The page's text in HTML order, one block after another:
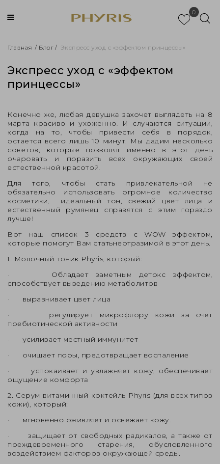
0
Главная / Блог / Экспресс уход с «эффектом принцессы»
Экспресс уход с «эффектом
принцессы»
Конечно же, любая девушка захочет выглядеть на 8
марта красиво и ухоженно. И случаются ситуации,
когда на то, чтобы привести себя в порядок,
остается всего лишь 10 минут. Мы дадим несколько
советов, которые позволят именно в этот день
очаровать и поразить всех окружающих своей
естественной красотой.
Для того, чтобы стать привлекательной не
обязательно использовать огромное количество
косметики, идеальный тон, свежий цвет лица и
естественный румянец справятся с этим гораздо
лучше!
Вот наш список 3 средств с WOW эффектом,
которые помогут Вам статьнеотразимой в этот день.
1. Молочный тоник Phyris, который:
· Обладает заметным детокс эффектом,
способствует выведению метаболитов
· выравнивает цвет лица
· регулирует микрофлору кожи за счет
пребиотической активности
· усиливает местный иммунитет
· очищает поры, предотвращает воспаление
· успокаивает и увлажняет кожу, обеспечивает
ощущение комфорта
2. Серум витаминный коктейль Phyris (для всех типов
кожи), который:
· мгновенно оживляет и освежает кожу.
· защищает от свободных радикалов, а также от
преждевременного старения, обусловленного
воздействием факторов окружающей среды.